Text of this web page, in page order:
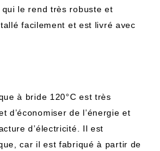
le rend très robuste et
facilement et est livré avec
à bride 120°C est très
d’économiser de l’énergie et
d’électricité. Il est
car il est fabriqué à partir de